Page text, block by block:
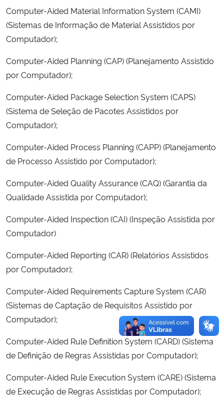
Planalto
Computer-Aided Material Information System (CAMI)
(Sistemas de Informação de Material Assistidos por
Computador);
Computer-Aided Planning (CAP) (Planejamento Assistido
por Computador);
Computer-Aided Package Selection System (CAPS)
(Sistema de Seleção de Pacotes Assistidos por
Computador);
Computer-Aided Process Planning (CAPP) (Planejamento
de Processo Assistido por Computador);
Computer-Aided Quality Assurance (CAQ) (Garantia da
Qualidade Assistida por Computador);
Computer-Aided Inspection (CAI) (Inspeção Assistida por
Computador)
Computer-Aided Reporting (CAR) (Relatórios Assistidos
por Computador);
Computer-Aided Requirements Capture System (CAR)
(Sistemas de Captação de Requisitos Assistido por
Computador);
Computer-Aided Rule Definition System (CARD) (Sistema
de Definição de Regras Assistidas por Computador);
Computer-Aided Rule Execution System (CARE) (Sistema
de Execução de Regras Assistidas por Computador);